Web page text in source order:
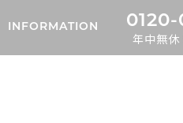
INFORMATION
年中無